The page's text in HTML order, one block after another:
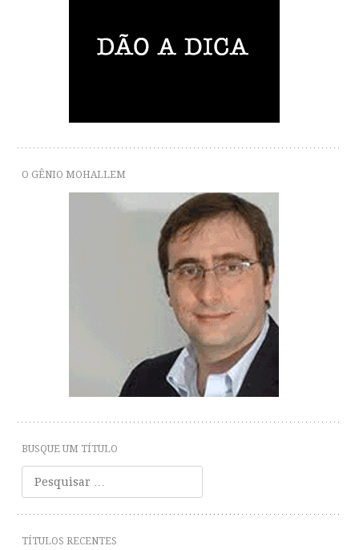
O GÊNIO MOHALLEM
BUSQUE UM TÍTULO
Pesquisar
TÍTULOS RECENTES